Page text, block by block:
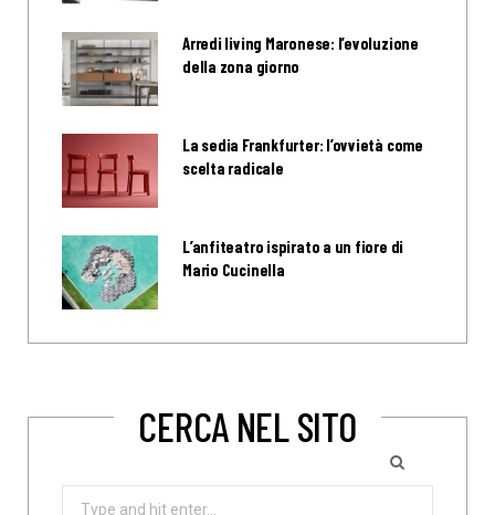
Arredi living Maronese: l’evoluzione
della zona giorno
La sedia Frankfurter: l’ovvietà come
scelta radicale
L’anfiteatro ispirato a un fiore di
Mario Cucinella
CERCA NEL SITO